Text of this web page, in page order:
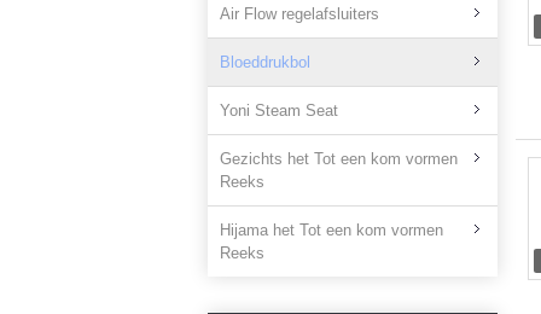
Air Flow regelafsluiters
Bloeddrukbol
Yoni Steam Seat
Gezichts het Tot een kom vormen
Reeks
Hijama het Tot een kom vormen
Reeks